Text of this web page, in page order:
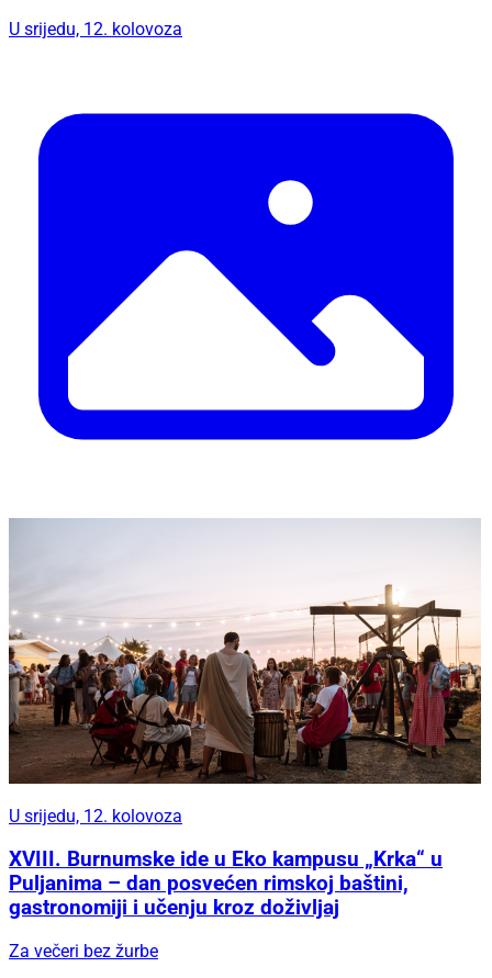
U srijedu, 12. kolovoza
U srijedu, 12. kolovoza
XVIII. Burnumske ide u Eko kampusu „Krka“ u
Puljanima – dan posvećen rimskoj baštini,
gastronomiji i učenju kroz doživljaj
Za večeri bez žurbe